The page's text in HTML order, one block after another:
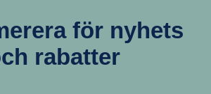
för nyhets
rabatter